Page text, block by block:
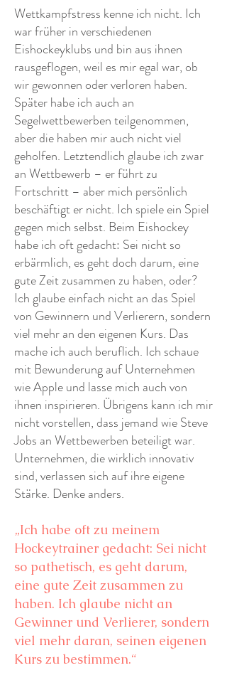
Wettkampfstress kenne ich nicht. Ich
war früher in verschiedenen
Eishockeyklubs und bin aus ihnen
rausgeflogen, weil es mir egal war, ob
wir gewonnen oder verloren haben.
Später habe ich auch an
Segelwettbewerben teilgenommen,
aber die haben mir auch nicht viel
geholfen. Letztendlich glaube ich zwar
an Wettbewerb – er führt zu
Fortschritt – aber mich persönlich
beschäftigt er nicht. Ich spiele ein Spiel
gegen mich selbst. Beim Eishockey
habe ich oft gedacht: Sei nicht so
erbärmlich, es geht doch darum, eine
gute Zeit zusammen zu haben, oder?
Ich glaube einfach nicht an das Spiel
von Gewinnern und Verlierern, sondern
viel mehr an den eigenen Kurs. Das
mache ich auch beruflich. Ich schaue
mit Bewunderung auf Unternehmen
wie Apple und lasse mich auch von
ihnen inspirieren. Übrigens kann ich mir
nicht vorstellen, dass jemand wie Steve
Jobs an Wettbewerben beteiligt war.
Unternehmen, die wirklich innovativ
sind, verlassen sich auf ihre eigene
Stärke. Denke anders.
„Ich habe oft zu meinem
Hockeytrainer gedacht: Sei nicht
so pathetisch, es geht darum,
eine gute Zeit zusammen zu
haben. Ich glaube nicht an
Gewinner und Verlierer, sondern
viel mehr daran, seinen eigenen
Kurs zu bestimmen.“